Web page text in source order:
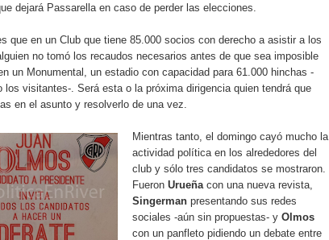
dejará Passarella en caso de perder las elecciones.
que en un Club que tiene 85.000 socios con derecho a asistir a los
no tomó los recaudos necesarios antes de que sea imposible
un Monumental, un estadio con capacidad para 61.000 hinchas -
los visitantes-. Será esta o la próxima dirigencia quien tendrá que
en el asunto y resolverlo de una vez.
Mientras tanto, el domingo cayó mucho la
actividad política en los alrededores del
club y sólo tres candidatos se mostraron.
Fueron Urueña con una nueva revista,
Singerman presentando sus redes
sociales -aún sin propuestas- y Olmos
con un panfleto pidiendo un debate entre